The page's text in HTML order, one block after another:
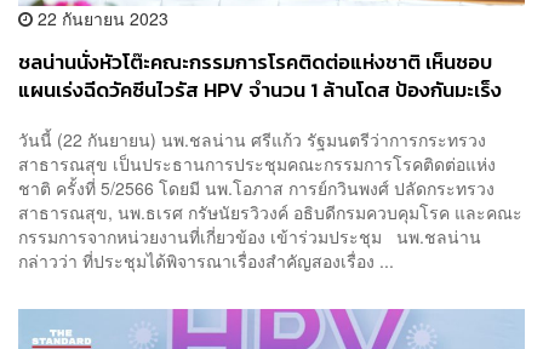
22 กันยายน 2023
ชลน่านนั่งหัวโต๊ะคณะกรรมการโรคติดต่อแห่งชาติ เห็นชอบ
แผนเร่งฉีดวัคซีนไวรัส HPV จำนวน 1 ล้านโดส ป้องกันมะเร็ง
วันนี้ (22 กันยายน) นพ.ชลน่าน ศรีแก้ว รัฐมนตรีว่าการกระทรวง
สาธารณสุข เป็นประธานการประชุมคณะกรรมการโรคติดต่อแห่ง
ชาติ ครั้งที่ 5/2566 โดยมี นพ.โอภาส การย์กวินพงศ์ ปลัดกระทรวง
สาธารณสุข, นพ.ธเรศ กรัษนัยรวิวงค์ อธิบดีกรมควบคุมโรค และคณะ
กรรมการจากหน่วยงานที่เกี่ยวข้อง เข้าร่วมประชุม นพ.ชลน่าน
กล่าวว่า ที่ประชุมได้พิจารณาเรื่องสำคัญสองเรื่อง ...